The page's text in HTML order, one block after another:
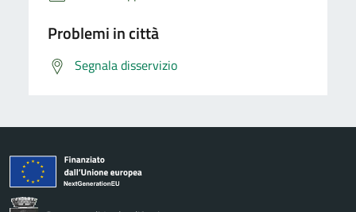
Problemi in città
Segnala disservizio